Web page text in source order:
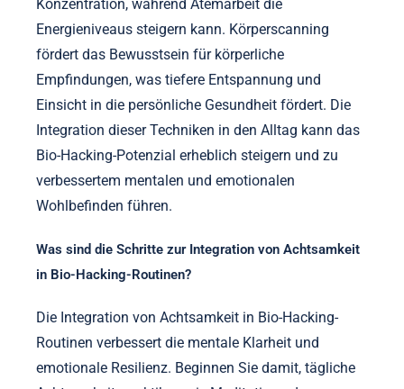
Achtsamkeit verbessert das Bio-Hacking durch
einzigartige Techniken wie Meditation, Atemarbeit
und Körperscanning. Diese Praktiken verbessern die
mentale Klarheit, emotionale Resilienz und die
allgemeine kognitive Funktion. Zum Beispiel
reduziert Meditation Stress und erhöht die
Konzentration, während Atemarbeit die
Energieniveaus steigern kann. Körperscanning
fördert das Bewusstsein für körperliche
Einsicht in die persönliche Gesundheit fördert. Die
Integration dieser Techniken in den Alltag kann das
Bio-Hacking-Potenzial erheblich steigern und zu
verbessertem mentalen und emotionalen
Wohlbefinden führen.